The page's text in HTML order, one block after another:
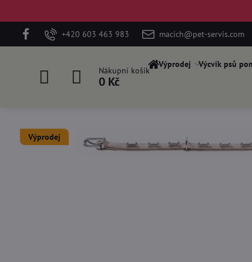
+420 603 463 983 macich@pet-servis.com
Nákupní košík
0 Kč
Výprodej Výcvik psů
Výprodej